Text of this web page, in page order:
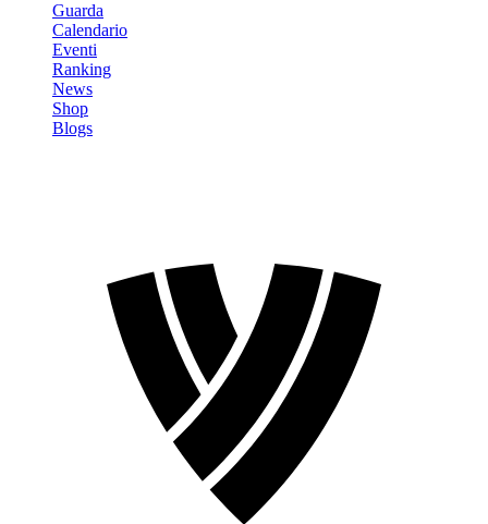
Guarda
Calendario
Eventi
Ranking
News
Shop
Blogs